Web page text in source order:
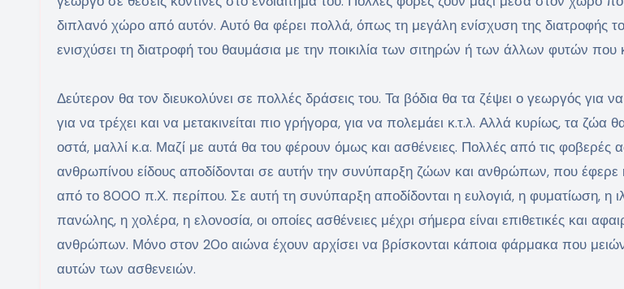
διπλανό χώρο από αυτόν. Αυτό θα φέρει πολλά, όπως τη μεγάλη ενίσχυση της διατροφής
ενισχύσει τη διατροφή του θαυμάσια με την ποικιλία των σιτηρών ή των άλλων φυτών που
Δεύτερον θα τον διευκολύνει σε πολλές δράσεις του. Τα βόδια θα τα ζέψει ο γεωργός για
για να τρέχει και να μετακινείται πιο γρήγορα, για να πολεμάει κ.τ.λ. Αλλά κυρίως, τα ζώα
οστά, μαλλί κ.α. Μαζί με αυτά θα του φέρουν όμως και ασθένειες. Πολλές από τις φοβερές
ανθρωπίνου είδους αποδίδονται σε αυτήν την συνύπαρξη ζώων και ανθρώπων, που
από το 8000 π.Χ. περίπου. Σε αυτή τη συνύπαρξη αποδίδονται η ευλογιά, η φυματίωση, η
πανώλης, η χολέρα, η ελονοσία, οι οποίες ασθένειες μέχρι σήμερα είναι επιθετικές και
ανθρώπων. Μόνο στον 20ο αιώνα έχουν αρχίσει να βρίσκονται κάποια φάρμακα που
αυτών των ασθενειών.